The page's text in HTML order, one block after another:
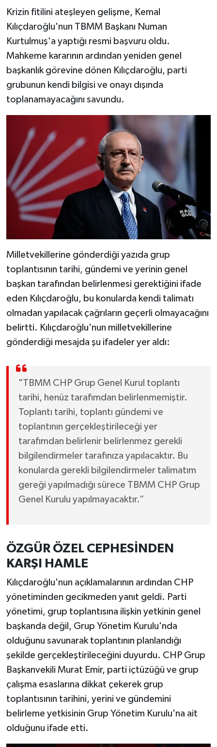
Krizin fitilini ateşleyen gelişme, Kemal
Kılıçdaroğlu'nun TBMM Başkanı Numan
Kurtulmuş'a yaptığı resmi başvuru oldu.
Mahkeme kararının ardından yeniden genel
başkanlık görevine dönen Kılıçdaroğlu, parti
grubunun kendi bilgisi ve onayı dışında
toplanamayacağını savundu.
Milletvekillerine gönderdiği yazıda grup
toplantısının tarihi, gündemi ve yerinin genel
başkan tarafından belirlenmesi gerektiğini ifade
eden Kılıçdaroğlu, bu konularda kendi talimatı
olmadan yapılacak çağrıların geçerli olmayacağını
belirtti. Kılıçdaroğlu'nun milletvekillerine
gönderdiği mesajda şu ifadeler yer aldı:
"TBMM CHP Grup Genel Kurul toplantı
tarihi, henüz tarafımdan belirlenmemiştir.
Toplantı tarihi, toplantı gündemi ve
toplantının gerçekleştirileceği yer
tarafımdan belirlenir belirlenmez gerekli
bilgilendirmeler tarafınıza yapılacaktır. Bu
konularda gerekli bilgilendirmeler talimatım
gereği yapılmadığı sürece TBMM CHP Grup
Genel Kurulu yapılmayacaktır.”
ÖZGÜR ÖZEL CEPHESİNDEN
KARŞI HAMLE
Kılıçdaroğlu'nun açıklamalarının ardından CHP
yönetiminden gecikmeden yanıt geldi. Parti
yönetimi, grup toplantısına ilişkin yetkinin genel
başkanda değil, Grup Yönetim Kurulu'nda
olduğunu savunarak toplantının planlandığı
şekilde gerçekleştirileceğini duyurdu. CHP Grup
Başkanvekili Murat Emir, parti içtüzüğü ve grup
çalışma esaslarına dikkat çekerek grup
toplantısının tarihini, yerini ve gündemini
belirleme yetkisinin Grup Yönetim Kurulu'na ait
olduğunu ifade etti.